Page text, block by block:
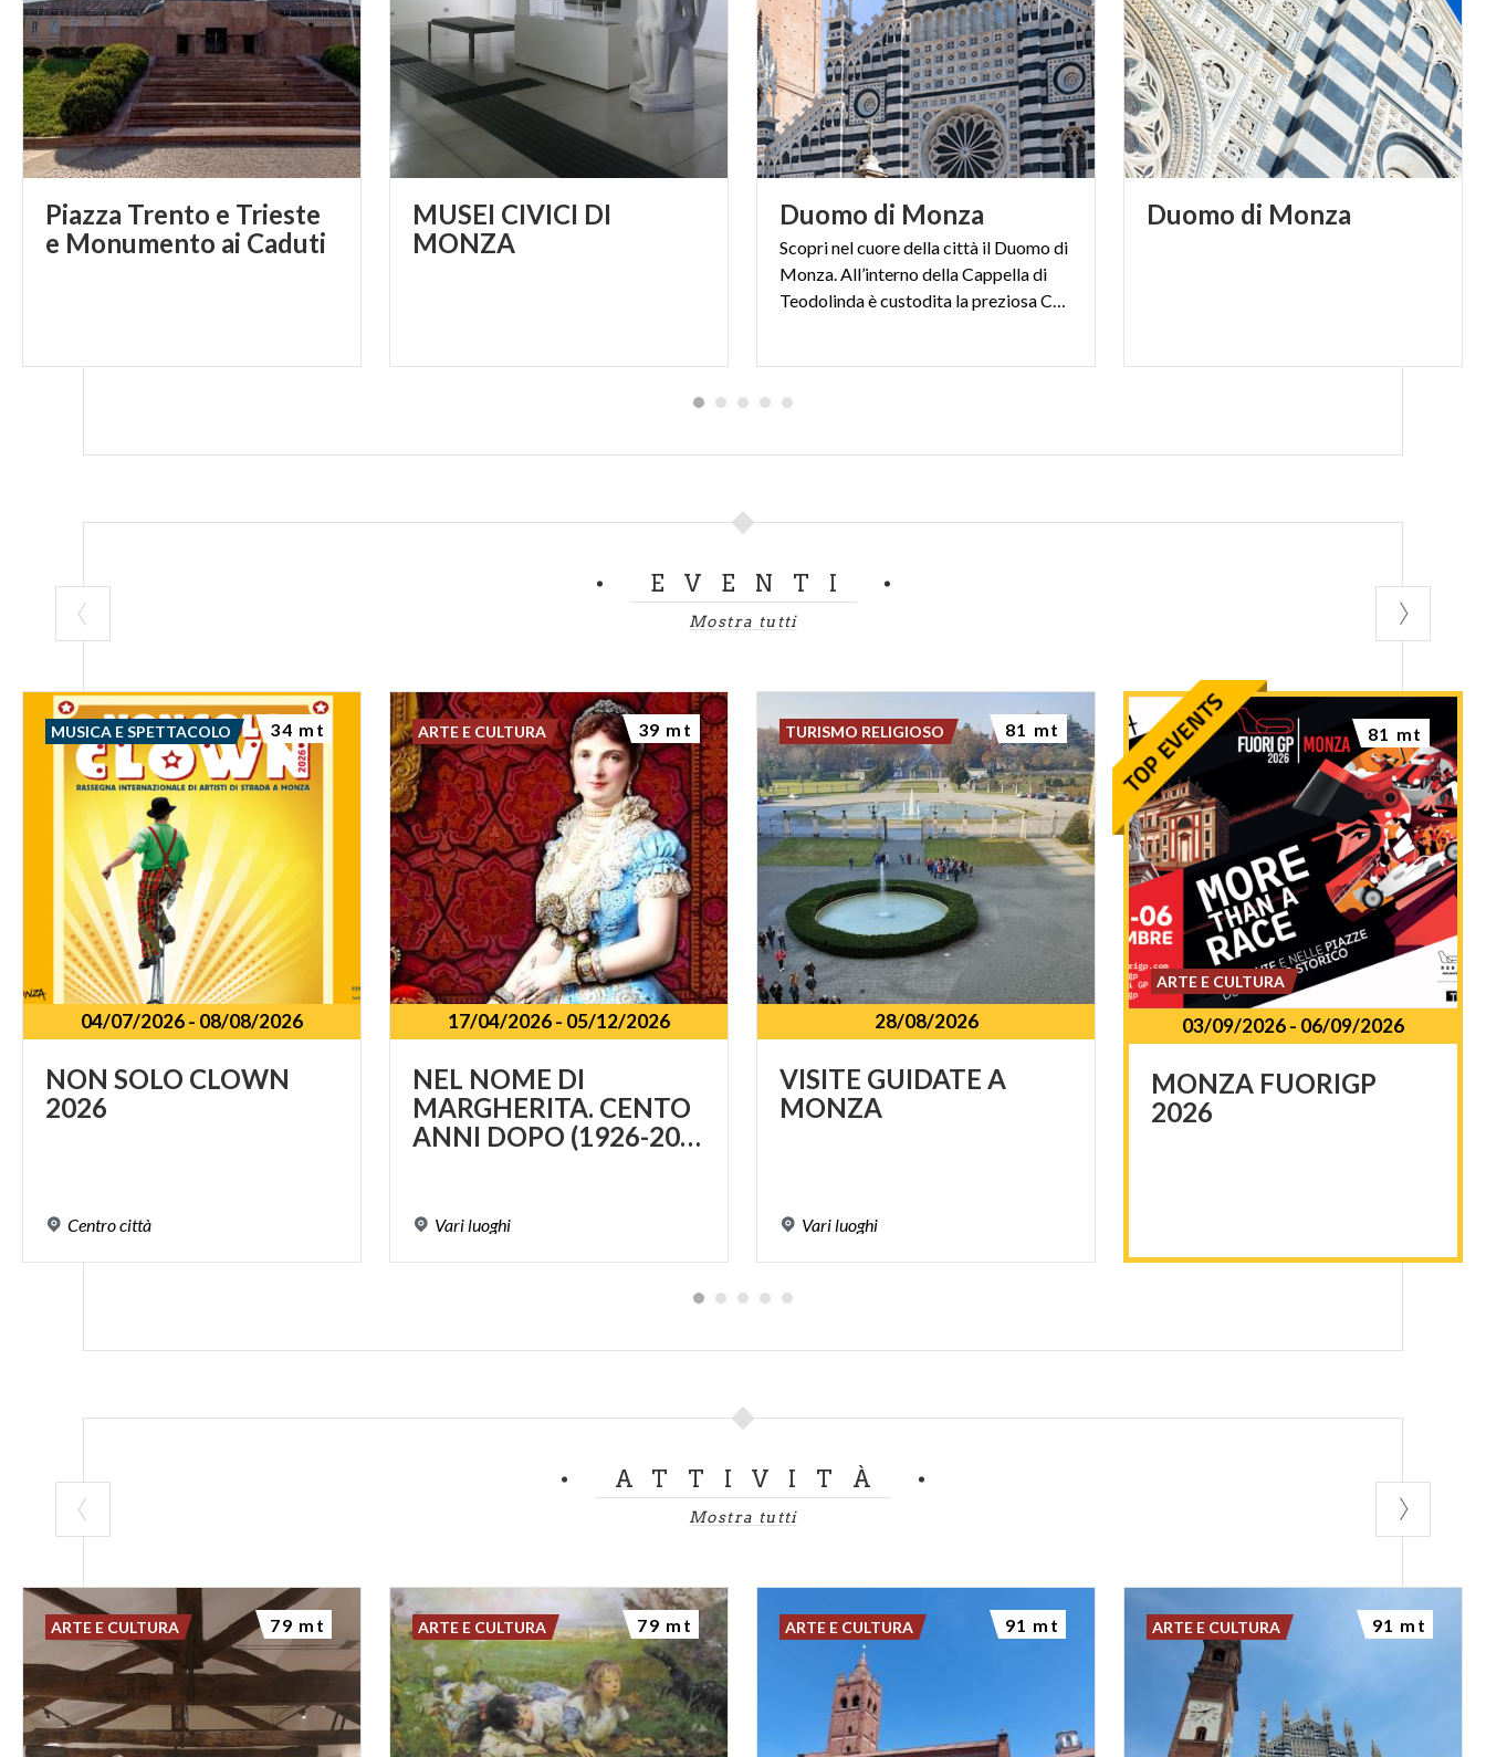
Piazza Trento e Trieste
e Monumento ai Caduti
MUSEI CIVICI DI
MONZA
Duomo di Monza
Scopri nel cuore della città il Duomo di
Monza. All’interno della Cappella di
Teodolinda è custodita la preziosa Corona Ferrea.
Duomo di Monza
EVENTI
Mostra tutti
04/07/2026- 08/08/2026
NON SOLO CLOWN
2026
Centrocittà
MUSICA E SPETTACOLO 34 mt
17/04/2026- 05/12/2026
NEL NOME DI
MARGHERITA. CENTO
ANNI DOPO (1926-2026)
Variluoghi
ARTE E CULTURA 39 mt
28/08/2026
VISITE GUIDATE A
MONZA
Variluoghi
TURISMO RELIGIOSO 81 mt
03/09/2026- 06/09/2026
MONZA FUORIGP
2026
ARTE E CULTURA
81 mt
ATTIVITÀ
Mostra tutti
ARTE E CULTURA 79 mt ARTE E CULTURA 79 mt ARTE E CULTURA 91 mt ARTE E CULTURA 91 mt